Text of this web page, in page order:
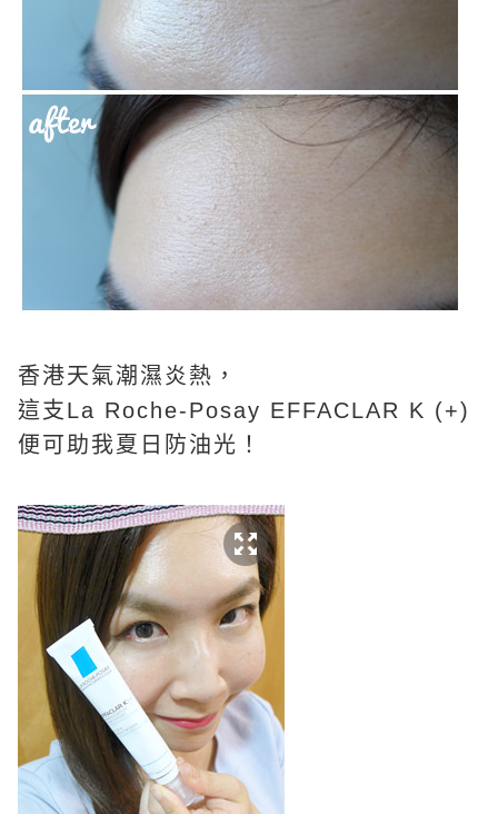
香港天氣潮濕炎熱，
這支La Roche-Posay EFFACLAR K (+)
便可助我夏日防油光！